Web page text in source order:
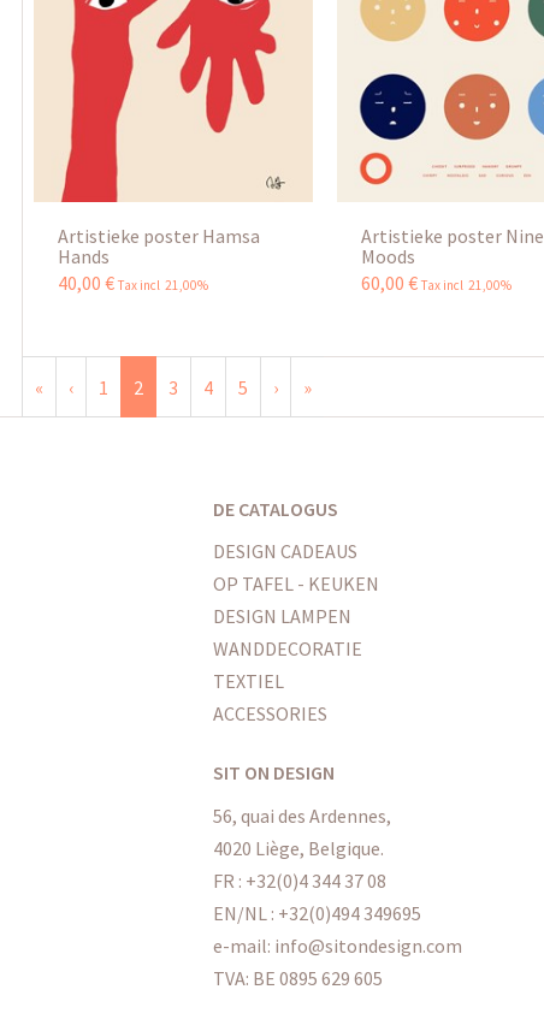
Artistieke poster Hamsa
Hands
40,00 € Tax incl 21,00%
Artistieke poster Nine
Moods
60,00 € Tax incl 21,00%
« ‹ 1 2 3 4 5 › »
DE CATALOGUS
DESIGN CADEAUS
OP TAFEL - KEUKEN
DESIGN LAMPEN
WANDDECORATIE
TEXTIEL
ACCESSORIES
SIT ON DESIGN
56, quai des Ardennes,
4020 Liège, Belgique.
FR : +32(0)4 344 37 08
EN/NL : +32(0)494 349695
e-mail: info@sitondesign.com
TVA: BE 0895 629 605